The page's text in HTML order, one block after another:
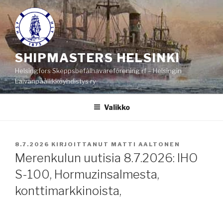
Siirry
sisältöön
SHIPMASTERS HELSINKI
Helsingfors Skeppsbefälhavareförening rf – Helsingin
Laivanpäällikköyhdistys ry
Valikko
JULKAISTU
8.7.2026 KIRJOITTANUT MATTI AALTONEN
Merenkulun uutisia 8.7.2026: IHO
S-100, Hormuzinsalmesta,
konttimarkkinoista,